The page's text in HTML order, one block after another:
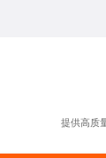
提供高质